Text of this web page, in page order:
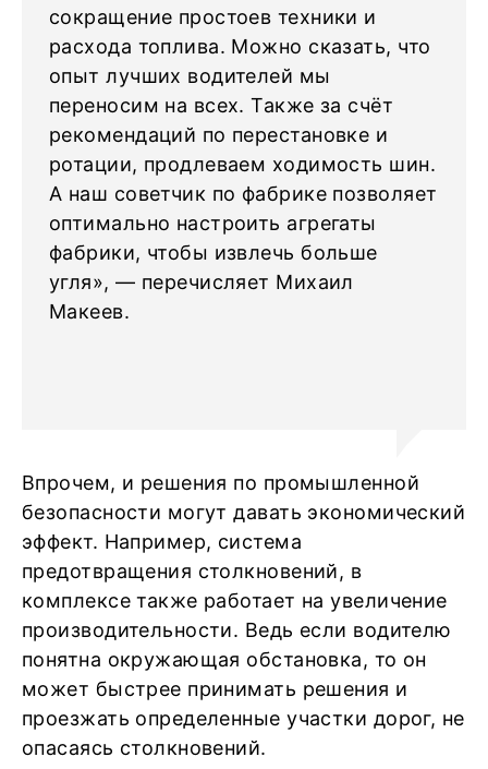
сокращение простоев техники и
расхода топлива. Можно сказать, что
опыт лучших водителей мы
переносим на всех. Также за счёт
рекомендаций по перестановке и
ротации, продлеваем ходимость шин.
А наш советчик по фабрике позволяет
оптимально настроить агрегаты
фабрики, чтобы извлечь больше
угля», — перечисляет Михаил
Макеев.
Впрочем, и решения по промышленной
безопасности могут давать экономический
эффект. Например, система
предотвращения столкновений, в
комплексе также работает на увеличение
производительности. Ведь если водителю
понятна окружающая обстановка, то он
может быстрее принимать решения и
проезжать определенные участки дорог, не
опасаясь столкновений.